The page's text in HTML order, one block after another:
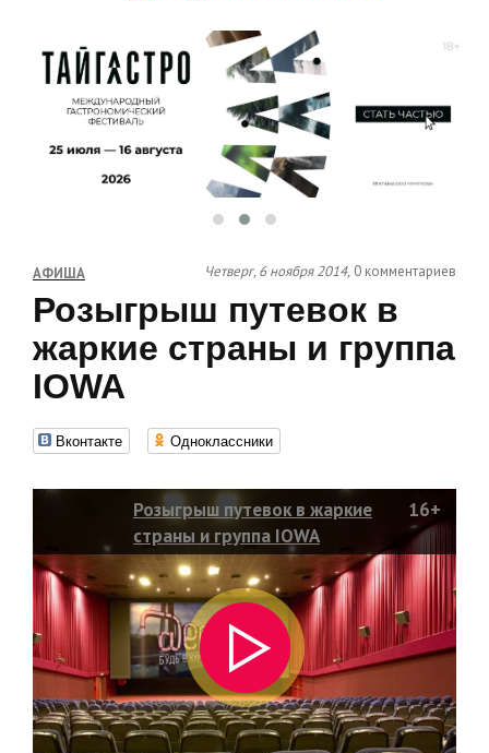
АФИША Четверг, 6 ноября 2014, 0 комментариев
Розыгрыш путевок в
жаркие страны и группа
IOWA
Вконтакте Одноклассники
Розыгрыш путевок в жаркие
страны и группа IOWA
16+